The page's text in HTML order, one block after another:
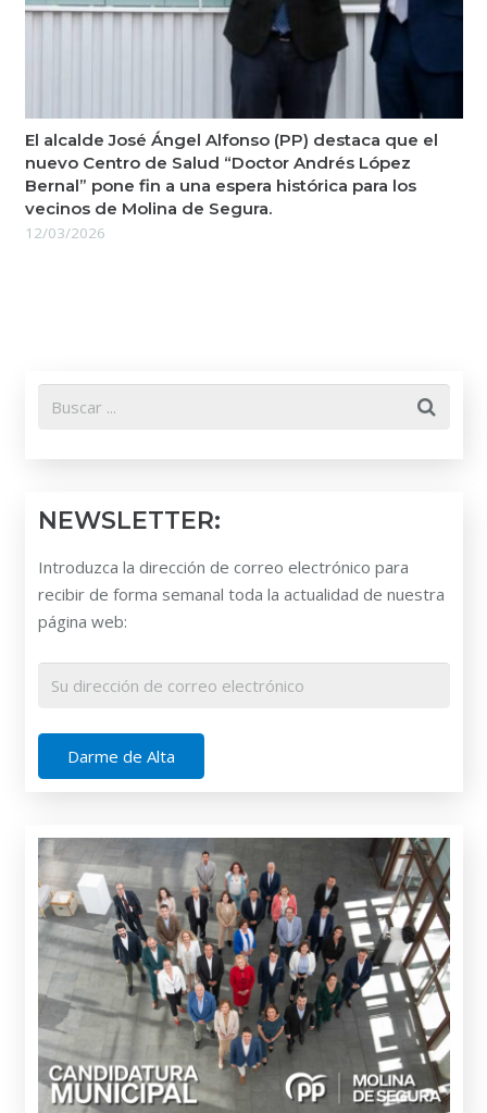
El alcalde José Ángel Alfonso (PP) destaca que el
nuevo Centro de Salud “Doctor Andrés López
Bernal” pone fin a una espera histórica para los
vecinos de Molina de Segura.
12/03/2026
NEWSLETTER:
Introduzca la dirección de correo electrónico para
recibir de forma semanal toda la actualidad de nuestra
página web: